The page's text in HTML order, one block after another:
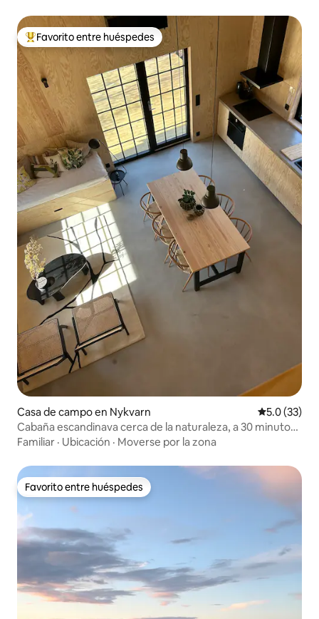
Favorito entre huéspedes preferido
Favorito entre huéspedes
Casa de campo en Nykvarn Calificación
5.0 (33)
Cabaña escandinava cerca de la naturaleza, a 30 minutos
de Estocolmo
Familiar · Ubicación · Moverse por la zona
Favorito entre huéspedes
Favorito entre huéspedes